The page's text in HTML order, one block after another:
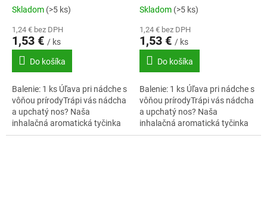
Skladom (>5 ks)
1,24 € bez DPH
1,53 € / ks
Do košíka
Balenie: 1 ks Úľava pri nádche s
vôňou prírodyTrápi vás nádcha
a upchatý nos? Naša
inhalačná aromatická tyčinka
pri nádche obsahuje starostlivo
Skladom (>5 ks)
1,24 € bez DPH
1,53 € / ks
Do košíka
Balenie: 1 ks Úľava pri nádche s
vôňou prírodyTrápi vás nádcha
a upchatý nos? Naša
inhalačná aromatická tyčinka
pri nádche obsahuje starostlivo